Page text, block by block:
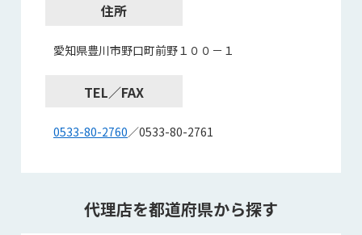
住所
愛知県豊川市野口町前野１００－１
TEL／FAX
0533-80-2760／0533-80-2761
代理店を都道府県から探す